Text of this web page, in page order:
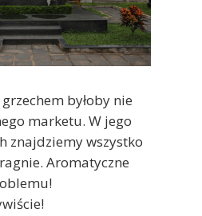
byłoby nie
marketu. W jego
znajdziemy wszystko
Aromatyczne